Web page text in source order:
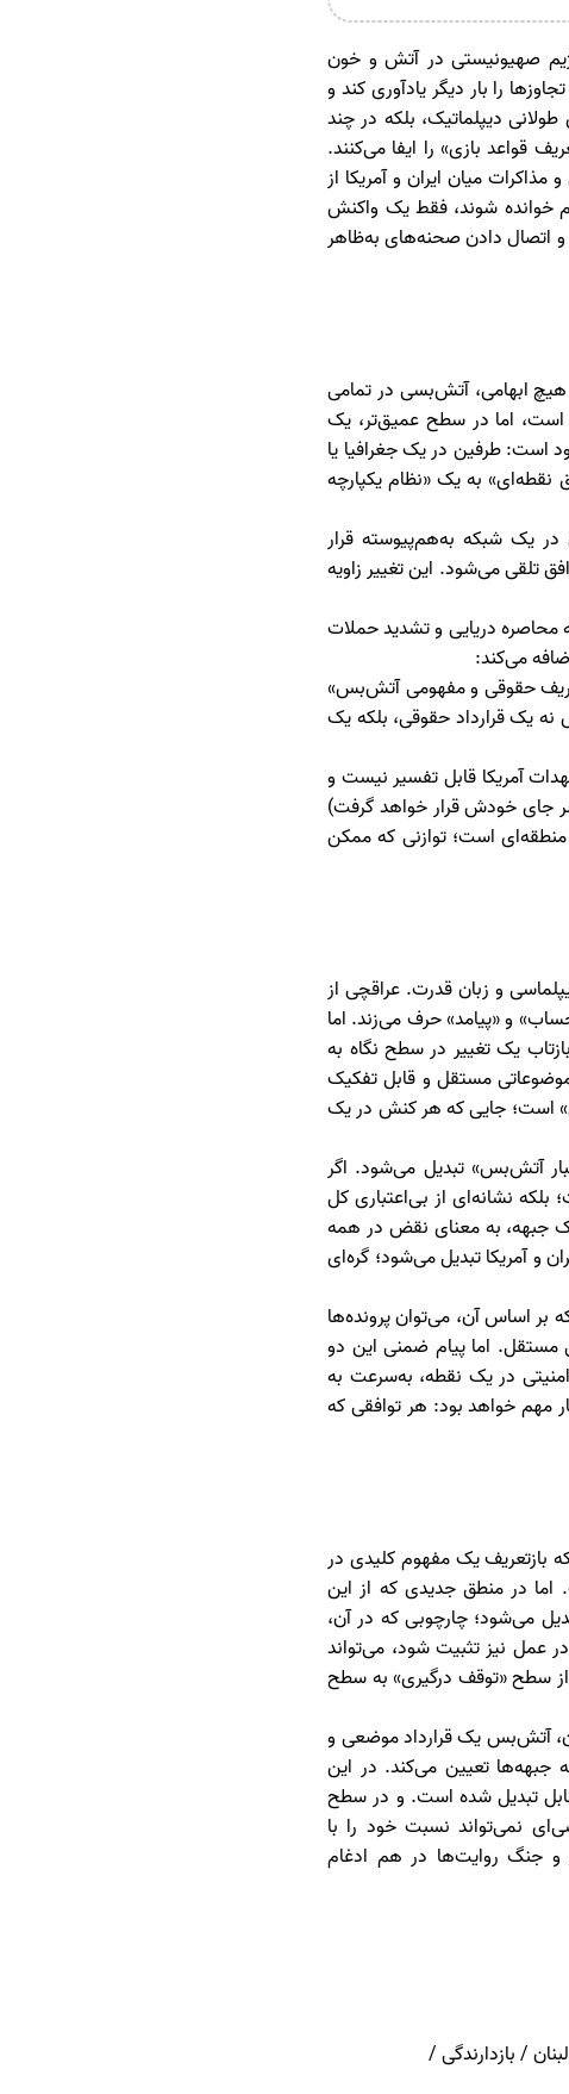
صهیونیستی در آتش و خون
را بار دیگر یادآوری کند و
دیپلماتیک، بلکه در چند
قواعد بازی» را ایفا می‌کنند.
میان ایران و آمریکا از
خوانده شوند، فقط یک واکنش
و اتصال دادن صحنه‌های به‌ظاهر
ابهامی، آتش‌بسی در تمامی
اما در سطح عمیق‌تر، یک
است: طرفین در یک جغرافیا یا
به یک «نظام یکپارچه
در یک شبکه به‌هم‌پیوسته قرار
تلقی می‌شود. این تغییر زاویه
محاصره دریایی و تشدید حملات
می‌کند:
حقوقی و مفهومی آتش‌بس»
یک قرارداد حقوقی، بلکه یک
آمریکا قابل تفسیر نیست و
جای خودش قرار خواهد گرفت)
است؛ توازنی که ممکن
و زبان قدرت. عراقچی از
و «پیامد» حرف می‌زند. اما
یک تغییر در سطح نگاه به
موضوعاتی مستقل و قابل تفکیک
است؛ جایی که هر کنش در یک
آتش‌بس» تبدیل می‌شود. اگر
نشانه‌ای از بی‌اعتباری کل
جبهه، به معنای نقض در همه
و آمریکا تبدیل می‌شود؛ گره‌ای
بر اساس آن، می‌توان پرونده‌ها
اما پیام ضمنی این دو
در یک نقطه، به‌سرعت به
مهم خواهد بود: هر توافقی که
بازتعریف یک مفهوم کلیدی در
در منطق جدیدی که از این
می‌شود؛ چارچوبی که در آن،
در عمل نیز تثبیت شود، می‌تواند
از سطح «توقف درگیری» به سطح
آتش‌بس یک قرارداد موضعی و
جبهه‌ها تعیین می‌کند. در این
تبدیل شده است. و در سطح
نمی‌تواند نسبت خود را با
و جنگ روایت‌ها در هم ادغام
/ بازدارندگی /